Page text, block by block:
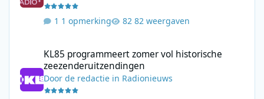
1 opmerking 82 weergaven
KL85 programmeert zomer vol historische
zeezenderuitzendingen
Doorde redactie in Radionieuws